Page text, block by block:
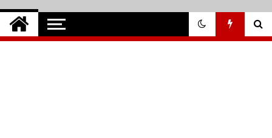
Niebüll-Online
Neuigkeiten und Nachrichten aus
Niebüll und Umgebung